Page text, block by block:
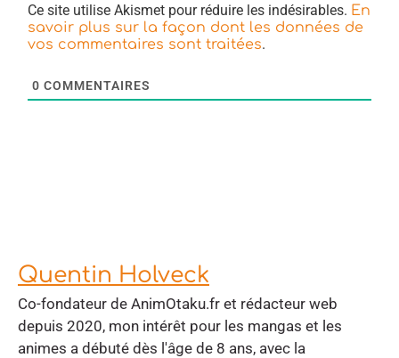
Ce site utilise Akismet pour réduire les indésirables. En
savoir plus sur la façon dont les données de
vos commentaires sont traitées.
0 COMMENTAIRES
Quentin Holveck
Co-fondateur de AnimOtaku.fr et rédacteur web
depuis 2020, mon intérêt pour les mangas et les
animes a débuté dès l'âge de 8 ans, avec la